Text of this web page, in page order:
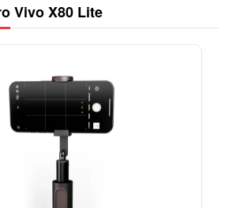
Vivo X80 Lite